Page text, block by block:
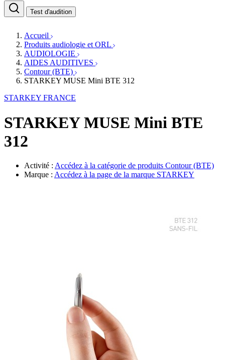
Médecins ORL & Phoniatres
Écoles spécialisées
Fournisseurs
Associations
Acteurs et services
Fournisseurs
Services ORL
Orthophonistes
Formations et écoles
Organismes / Syndicats
Produits
Ressources
Actualités
AuditionTV
Test d'audition
Accueil
Produits audiologie et ORL
AUDIOLOGIE
AIDES AUDITIVES
Contour (BTE)
STARKEY MUSE Mini BTE 312
STARKEY FRANCE
STARKEY MUSE Mini BTE
312
Activité : Accédez à la catégorie de produits Contour (BTE)
Marque : Accédez à la page de la marque STARKEY